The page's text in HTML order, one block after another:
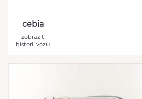
cebia
zobrazit
historii vozu